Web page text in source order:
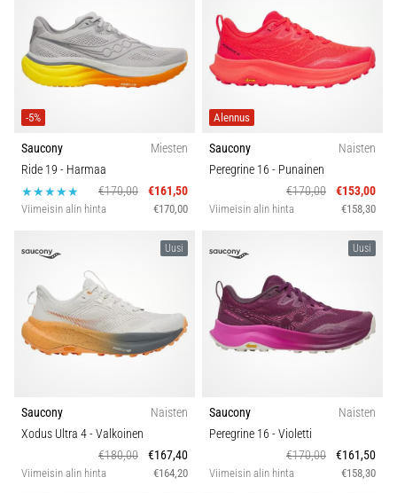
-5%
Saucony
Miesten
Ride 19 - Harmaa
€170,00
€161,50
Viimeisin alin hinta €170,00
Alennus
Saucony
Naisten
Peregrine 16 - Punainen
€170,00
€153,00
Viimeisin alin hinta €158,30
Uusi
Saucony
Naisten
Xodus Ultra 4- Valkoinen
€180,00
€167,40
Viimeisin alin hinta €164,20
Uusi
Saucony
Naisten
Peregrine 16 - Violetti
€170,00
€161,50
Viimeisin alin hinta €158,30